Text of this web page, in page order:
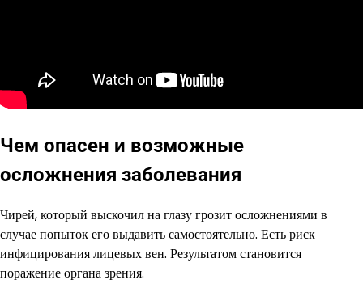
Чем опасен и возможные
осложнения заболевания
Чирей, который выскочил на глазу грозит осложнениями в
случае попыток его выдавить самостоятельно. Есть риск
инфицирования лицевых вен. Результатом становится
поражение органа зрения.